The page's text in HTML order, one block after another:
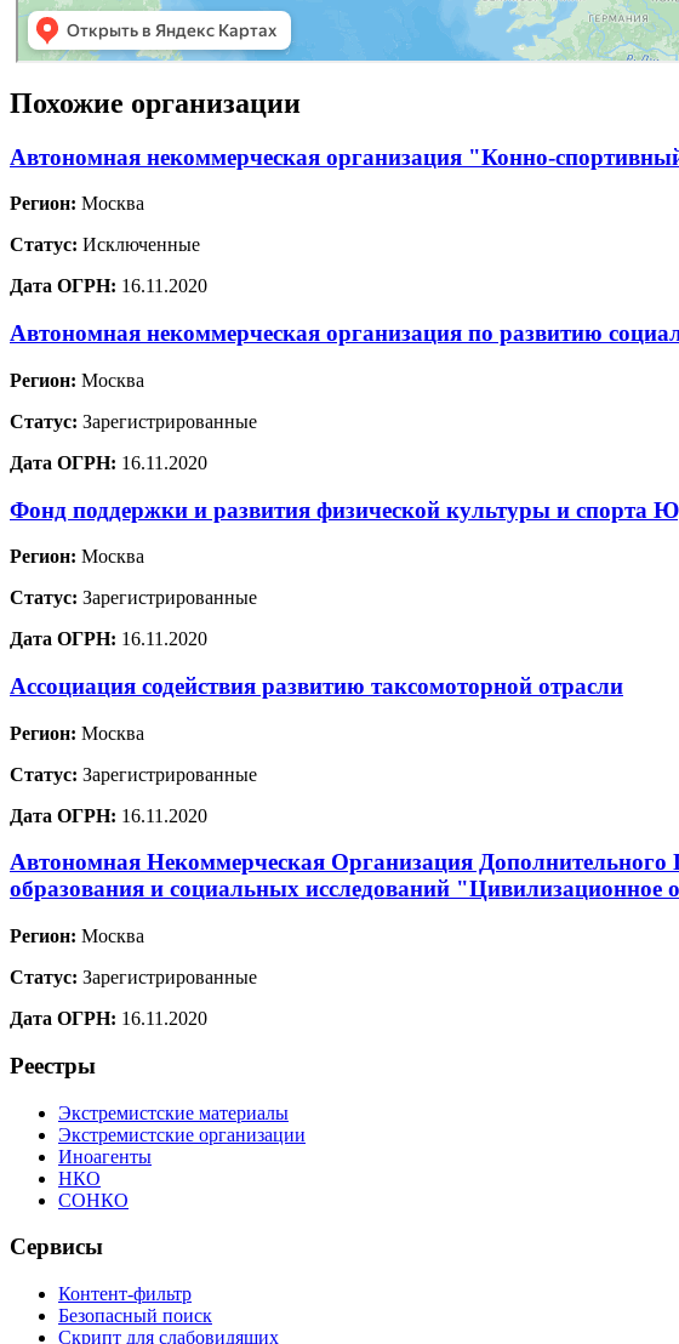
Похожие организации
Автономная некоммерческая организация "Конно-
Регион: Москва
Статус: Исключенные
Дата ОГРН: 16.11.2020
Автономная некоммерческая организация по развитию
Регион: Москва
Статус: Зарегистрированные
Дата ОГРН: 16.11.2020
Фонд поддержки и развития физической культуры и спорта
Регион: Москва
Статус: Зарегистрированные
Дата ОГРН: 16.11.2020
Ассоциация содействия развитию таксомоторной отрасли
Регион: Москва
Статус: Зарегистрированные
Дата ОГРН: 16.11.2020
Автономная Некоммерческая Организация
образования и социальных исследований "Цивилизационное
Регион: Москва
Статус: Зарегистрированные
Дата ОГРН: 16.11.2020
Реестры
Экстремистские материалы
Экстремистские организации
Иноагенты
НКО
СОНКО
Сервисы
Контент-фильтр
Безопасный поиск
Скрипт для слабовидящих